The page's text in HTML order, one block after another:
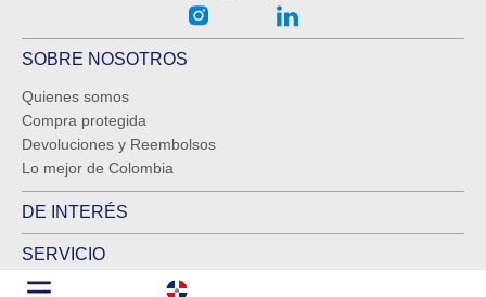
SOBRE NOSOTROS
Quienes somos
Compra protegida
Devoluciones y Reembolsos
Lo mejor de Colombia
DE INTERÉS
SERVICIO